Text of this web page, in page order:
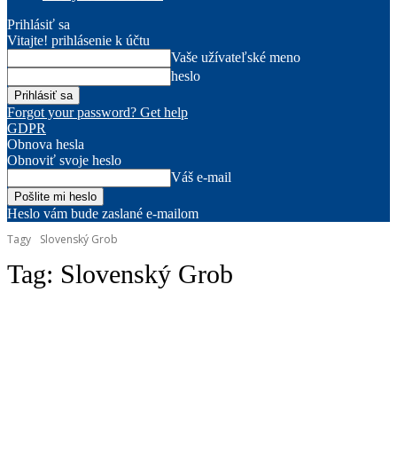
Prihlásiť sa
Vitajte! prihlásenie k účtu
Vaše užívateľské meno
heslo
Forgot your password? Get help
GDPR
Obnova hesla
Obnoviť svoje heslo
Váš e-mail
Heslo vám bude zaslané e-mailom
Tagy
Slovenský Grob
Tag: Slovenský Grob